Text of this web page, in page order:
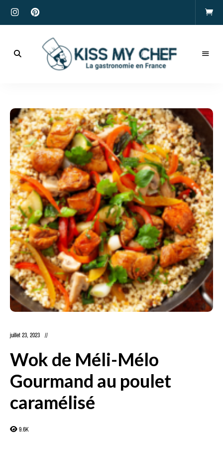
My
Chef
juillet 23, 2023
Wok de Méli-Mélo
Gourmand au poulet
caramélisé
9.6K